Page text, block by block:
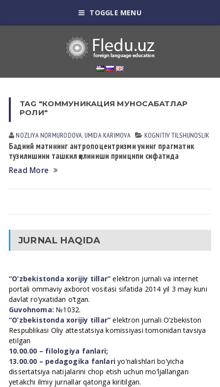
TOGGLE MENU
TAG "КОММУНИКАЦИЯ МУНОСАБАТЛАР
РОЛИ"
NOZLIYA NORMURODOVА, UMIDA KАRIMOVА KOGNITIV TILSHUNOSLIK
Бадиий матннинг антропоцентризми унинг прагматик
тузилишини ташкил қилиниши принципи сифатида
Read More
JURNAL HAQIDA
“O’zbekistonda xorijiy tillar” elektron jurnali va internet
portali ommaviy axborot vositasi sifatida 2014 yil 3 may kuni
davlat ro’yxatidan o’tgan.
Guvohnoma: №1032.
“O’zbekistonda xorijiy tillar” elektron jurnali O’zbekiston
Respublikasi Oliy attestatsiya komissiyasi tomonidan tavsiya
etilgan
10.00.00 – filologiya fanlari;
13.00.00 – pedagogika fanlari yo’nalishlari bo’yicha
dissertatsiya natijalarini chop etish uchun mo’ljallangan
yetakchi ilmiy jurnallar qatoriga kiritilgan.